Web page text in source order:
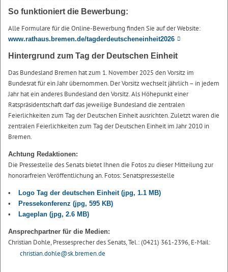
So funktioniert die Bewerbung:
Alle Formulare für die Online-Bewerbung finden Sie auf der Website:
www.rathaus.bremen.de/tagderdeutscheneinheit2026
Hintergrund zum Tag der Deutschen Einheit
Das Bundesland Bremen hat zum 1. November 2025 den Vorsitz im
Bundesrat für ein Jahr übernommen. Der Vorsitz wechselt jährlich – in jedem
Jahr hat ein anderes Bundesland den Vorsitz. Als Höhepunkt einer
Ratspräsidentschaft darf das jeweilige Bundesland die zentralen
Feierlichkeiten zum Tag der Deutschen Einheit ausrichten. Zuletzt waren die
zentralen Feierlichkeiten zum Tag der Deutschen Einheit im Jahr 2010 in
Bremen.
Achtung Redaktionen:
Die Pressestelle des Senats bietet Ihnen die Fotos zu dieser Mitteilung zur
honorarfreien Veröffentlichung an. Fotos: Senatspressestelle
Logo Tag der deutschen Einheit (jpg, 1.1 MB)
Pressekonferenz (jpg, 595 KB)
Lageplan (jpg, 2.6 MB)
Ansprechpartner für die Medien:
Christian Dohle, Pressesprecher des Senats, Tel.: (0421) 361-2396, E-Mail:
christian.dohle@sk.bremen.de